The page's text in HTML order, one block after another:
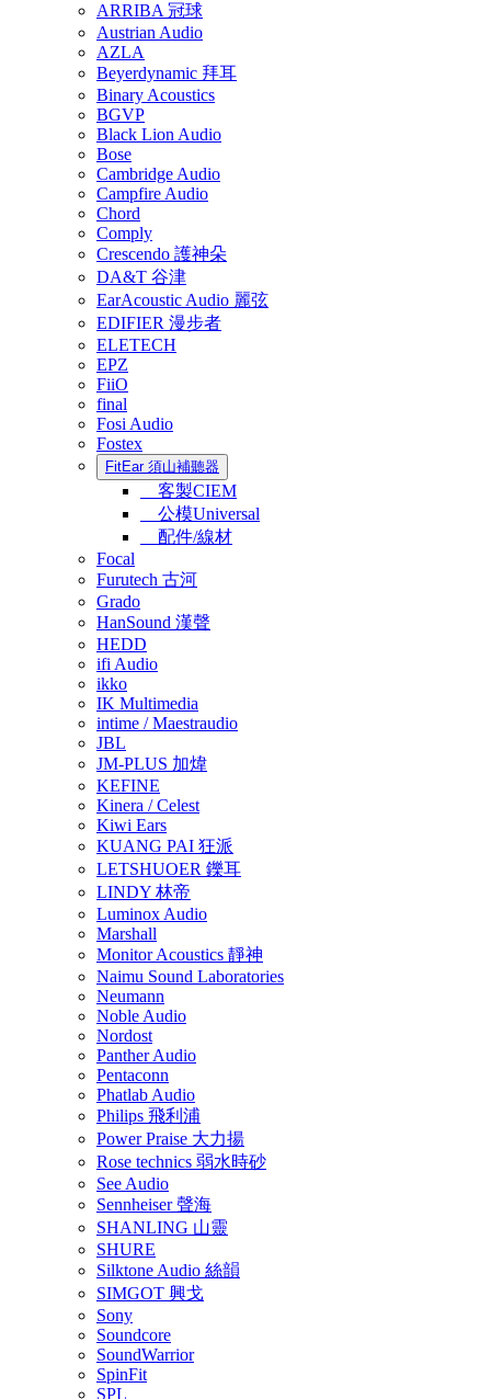
ARRIBA 冠球
Austrian Audio
AZLA
Beyerdynamic 拜耳
Binary Acoustics
BGVP
Black Lion Audio
Bose
Cambridge Audio
Campfire Audio
Chord
Comply
Crescendo 護神朵
DA&T 谷津
EarAcoustic Audio 麗弦
EDIFIER 漫步者
ELETECH
EPZ
FiiO
final
Fosi Audio
Fostex
FitEar 須山補聽器
客製CIEM
公模Universal
配件/線材
Focal
Furutech 古河
Grado
HanSound 漢聲
HEDD
ifi Audio
ikko
IK Multimedia
intime / Maestraudio
JBL
JM-PLUS 加煒
KEFINE
Kinera / Celest
Kiwi Ears
KUANG PAI 狂派
LETSHUOER 鑠耳
LINDY 林帝
Luminox Audio
Marshall
Monitor Acoustics 靜神
Naimu Sound Laboratories
Neumann
Noble Audio
Nordost
Panther Audio
Pentaconn
Phatlab Audio
Philips 飛利浦
Power Praise 大力揚
Rose technics 弱水時砂
See Audio
Sennheiser 聲海
SHANLING 山靈
SHURE
Silktone Audio 絲韻
SIMGOT 興戈
Sony
Soundcore
SoundWarrior
SpinFit
SPL